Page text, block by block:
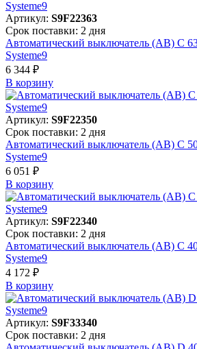
Артикул: S9F22363
Срок поставки: 2 дня
Автоматический выключатель (АВ) C
Systeme9
6 344 ₽
В корзинy
Артикул: S9F22350
Срок поставки: 2 дня
Автоматический выключатель (АВ) C
Systeme9
6 051 ₽
В корзинy
Артикул: S9F22340
Срок поставки: 2 дня
Автоматический выключатель (АВ) C
Systeme9
4 172 ₽
В корзинy
Артикул: S9F33340
Срок поставки: 2 дня